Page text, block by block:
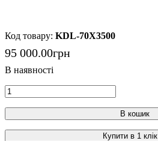
KDL-70X3500
95 000.00грн
В кошик
Купити в 1 клік